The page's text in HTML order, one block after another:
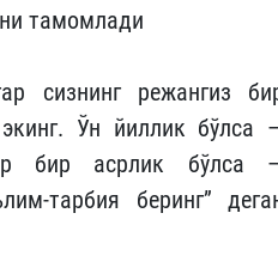
тамомлади
сизнинг режангиз
Ўн йиллик бўлса
бир асрлик бўлса
тарбия беринг”